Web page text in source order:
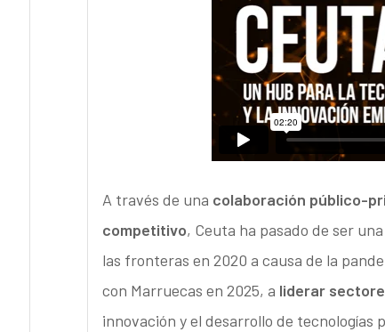
A través de una colaboración público-
competitivo, Ceuta ha pasado de ser
las fronteras en 2020 a causa de la
con Marruecas en 2025, a liderar
innovación y el desarrollo de